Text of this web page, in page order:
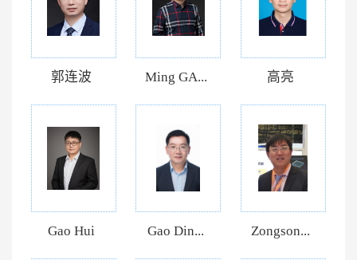
郭连波 Ming GA... 高亮
Gao Hui Gao Din... Zongson...